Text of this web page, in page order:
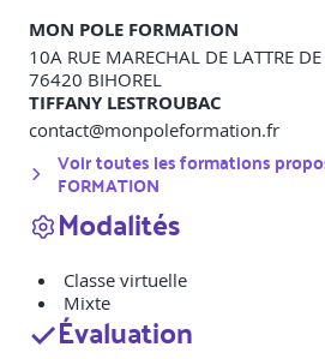
MON POLE FORMATION
10A RUE MARECHAL DE LATTRE
76420 BIHOREL
TIFFANY LESTROUBAC
contact@monpoleformation.fr
Voir toutes les formations
FORMATION
Modalités
Classe virtuelle
Mixte
Évaluation